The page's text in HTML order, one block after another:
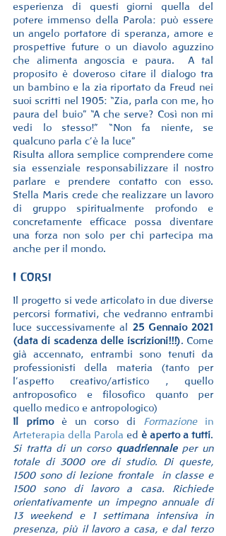
esperienza di questi giorni quella del
potere immenso della Parola: può essere
un angelo portatore di speranza, amore e
prospettive future o un diavolo aguzzino
che alimenta angoscia e paura.  A tal
proposito è doveroso citare il dialogo tra
un bambino e la zia riportato da Freud nei
suoi scritti nel 1905: “Zia, parla con me, ho
paura del buio” “A che serve? Così non mi
vedi lo stesso!” “Non fa niente, se
qualcuno parla c’è la luce”
Risulta allora semplice comprendere come
sia essenziale responsabilizzare il nostro
parlare e prendere contatto con esso.
Stella Maris crede che realizzare un lavoro
di gruppo spiritualmente profondo e
concretamente efficace possa diventare
una forza non solo per chi partecipa ma
anche per il mondo.
I Corsi
Il progetto si vede articolato in due diverse
percorsi formativi, che vedranno entrambi
luce successivamente al 25 Gennaio 2021
(data di scadenza delle iscrizioni!!!). Come
già accennato, entrambi sono tenuti da
professionisti della materia (tanto per
l’aspetto creativo/artistico , quello
antroposofico e filosofico quanto per
quello medico e antropologico)
Il primo è un corso di Formazione in
Arteterapia della Parola ed è aperto a tutti
Si tratta di un corso quadriennale per un
totale di 3000 ore di studio. Di queste,
1500 sono di lezione frontale  in classe e
1500 sono di lavoro a casa. Richiede
orientativamente un impegno annuale di
13 weekend e 1 settimana intensiva in
presenza, più il lavoro a casa, e dal terzo